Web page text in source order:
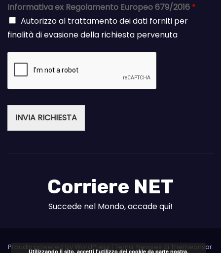
Informativa ex Regolamento Europeo 679/2016 *
Autorizzo al trattamento dei dati forniti per
finalità di evasione della richiesta pervenuta
INVIA RICHIESTA
Corriere NET
Succede nel Mondo, accade qui!
Proudly powered by WordPress Tema: Newses di Themeansar.
Utilizzando il sito, accetti l'utilizzo dei cookie da parte nostra.